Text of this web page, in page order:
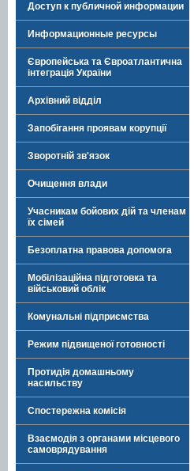
Доступ к публичной информации
Информационные ресурсы
Європейська та Євроатлантична
інтеграція України
Архівний відділ
Запобігання проявам корупції
Зворотній зв'язок
Очищення влади
Учасникам бойових дій та членам
їх сімей
Безоплатна правова допомога
Мобілізаційна підготовка та
військовий облік
Комунальні підприємства
Режим підвищеної готовності
Протидія домашньому
насильству
Спостережна комісія
Взаємодія з органами місцевого
самоврядування